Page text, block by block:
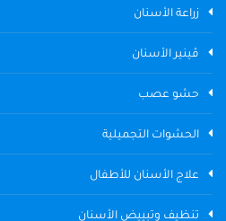
زراعة الأسنان
ڤينير الأسنان
حشو عصب
الحشوات التجميلية
علاج الأسنان للأطفال
تنظيف وتبييض الأسنان